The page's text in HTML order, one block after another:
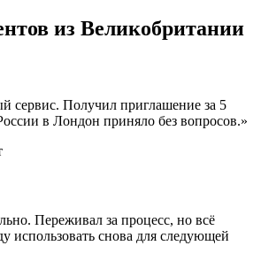
из Великобритании
сервис. Получил приглашение за 5
в Лондон приняло без вопросов.»
Переживал за процесс, но всё
использовать снова для следующей